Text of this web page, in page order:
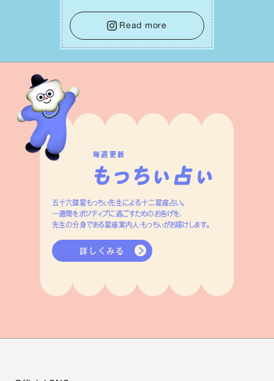
⾔葉に流されないよう、⼼にしっかりブ
レーキをかけること。この意識の切り替
えが、あなたに確かな安⼼感をもたらす
はずです。
Read more
毎週更新
五十六謀星もっちぃ先生による十二星座占い。
一週間をポジティブに過ごすためのお告げを、
先生の分身である星座案内人・もっちぃがお届けします。
詳しくみる